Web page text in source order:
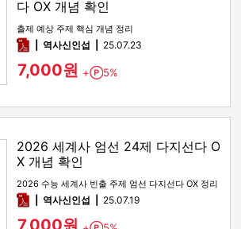
다 OX 개념 확인
출제 예상 주제 핵심 개념 정리
pdf역사신인섭 25.07.23
7,000원 + Point
5%
2026 세계사 엄선 24제 다지선다 O
X 개념 확인
2026 수능 세계사 빈출 주제 엄선 다지선다 OX 정리
pdf역사신인섭 25.07.19
7,000원